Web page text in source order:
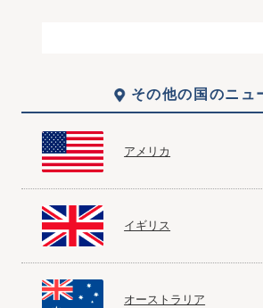
その他の国のニュ
アメリカ
イギリス
オーストラリア